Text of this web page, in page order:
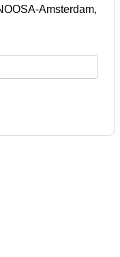
Amsterdam,